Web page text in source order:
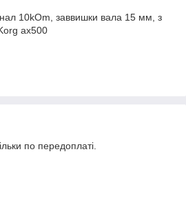
10kOm, заввишки вала 15 мм, з
ax500
по передоплаті.